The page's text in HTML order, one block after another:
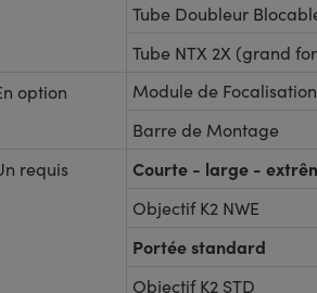
Tube Doubleur
Tube NTX 2X (grand
option Module de
Barre de Montage
requis Courte - large -
Objectif K2 NWE
Portée standard
Objectif K2 STD